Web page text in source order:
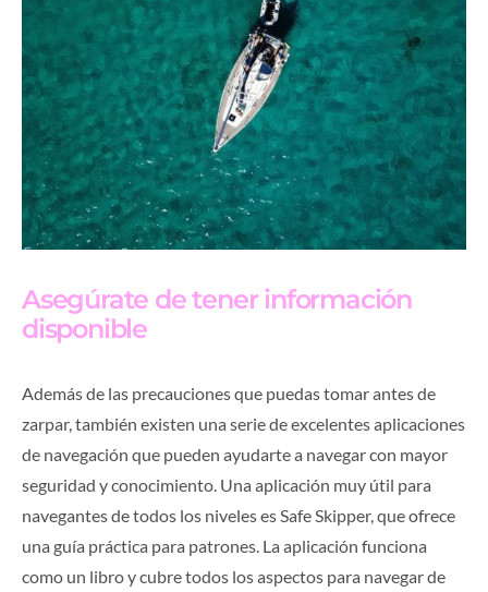
Asegúrate de tener información
disponible
Además de las precauciones que puedas tomar antes de
zarpar, también existen una serie de excelentes aplicaciones
de navegación que pueden ayudarte a navegar con mayor
seguridad y conocimiento. Una aplicación muy útil para
navegantes de todos los niveles es Safe Skipper, que ofrece
una guía práctica para patrones. La aplicación funciona
como un libro y cubre todos los aspectos para navegar de